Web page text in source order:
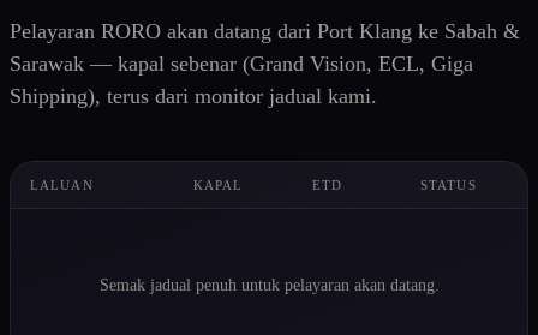
Pelayaran RORO akan datang dari Port Klang ke Sabah &
Sarawak — kapal sebenar (Grand Vision, ECL, Giga
Shipping), terus dari monitor jadual kami.
LALUAN KAPAL ETD STATUS
Semak jadual penuh untuk pelayaran akan datang.